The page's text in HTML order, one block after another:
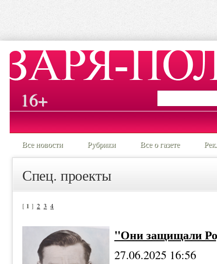
16+
Все новости Рубрики Все о газете
Спец. проекты
[ 1 ] 2 3 4
"Они защищали
27.06.2025 16:56